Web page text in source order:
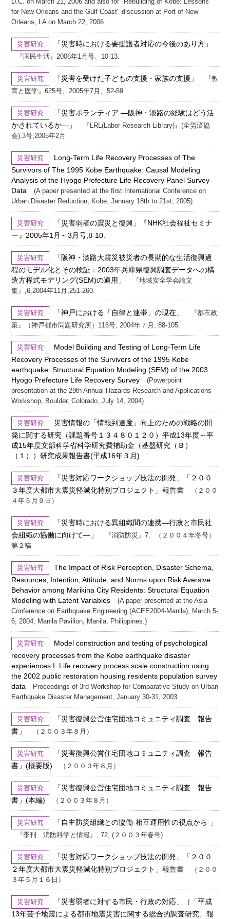
for New Orleans and the Gulf Coast" discussion at Port of New
Orleans, LA on March 22, 2006.
災害研究 「災害時における要援護者対応の今後のあり方」
『国民生活』2006年1月号、10-13.
災害研究 「災害を受けた子どもの支援・家族の支援」
『教
育と医学』625号、2005年7月、52-59.
災害研究
「災害ボランティア ―阪神・淡路の経験はどう活
かされているか―」
『LRL(Labor Research Library)』(全労済協
会),3号,2005年2月
災害研究
Long-Term Life Recovery Processes of The
Survivors of The 1995 Kobe Earthquake: Causal Modeling
Analysis of the Hyogo Prefecture Life Recovery Panel Survey
Data
(A paper presented at the first International Conference on
Urban Disaster Reduction, Kobe, January 18th to 21st, 2005)
災害研究
「災害弱者の震災と復興」『NHK社会福祉セミナ
ー』2005年1月～3月号,8-10.
災害研究
「阪神・淡路大震災被災者の長期的な生活復興過
程のモデル化とその検証：2003年兵庫県復興調査データへの構
造方程式モデリング(SEM)の適用」
『地域安全学会論文
集』,6,2004年11月,251-260.
災害研究 「神戸における「自律と連帯」の現在」
『都市政
策』（神戸都市問題研究所）116号, 2004年７月, 88-105.
災害研究
Model Building and Testing of Long-Term Life
Recovery Processes of the Survivors of the 1995 Kobe
earthquake: Structural Equation Modeling (SEM) of the 2003
Hyogo Prefecture Life Recovery Survey
(Powerpoint
presentation at the 29th Annual Hazards Research and Applications
Workshop, Boulder, Colorado, July 14, 2004)
災害研究
災害情報の「情報到達度」向上のための戦略の開
発に関する研究（課題番号１３４８０１２０）平成13年度～平
成15年度文部科学省科学研究費補助金（基盤研究（Ｂ）
（１））研究成果報告書(平成16年３月)
災害研究
「災害対応ワークショップ技法の開発」「２００
３年度大都市大震災軽減化特別プロジェクト」報告書
（２００
４年５月９日）
災害研究
「災害時における異組織間の連携―行政と市民社
会組織の協働に向けて―」
『消防防災』7、（２００４年冬号）
第２稿
災害研究
The Impact of Risk Perception, Disaster Schema,
Resources, Intention, Attitude, and Norms upon Risk Aversive
Behavior among Marikina City Residents: Structural Equation
Modeling with Latent Variables
(A paper presented at the Asia
Conference on Earthquake Engineering (ACEE2004-Manila), March 5-
6, 2004, Manila Pavilion, Manila, Philippines.)
災害研究
Model construction and testing of psychological
recovery processes from the Kobe earthquake disaster
experiences I: Life recovery process scale construction using
the 2002 public restoration housing residents population survey
data
Proceedings of 3rd Workshop for Comparative Study on Urban
Earthquake Disaster Management, January 30-31, 2003
災害研究
「災害復興公営住宅団地コミュニティ調査 報告
書」
（２００３年８月）
災害研究
「災害復興公営住宅団地コミュニティ調査 報告
書」(概要版)
（２００３年８月）
災害研究
「災害復興公営住宅団地コミュニティ調査 報告
書」(本編)
（２００３年８月）
災害研究 「自主防災組織との協働-相互運用性の視点から-」
『季刊 消防科学と情報』, 72, (２００３年春号)
災害研究
「災害対応ワークショップ技法の開発」「２００
２年度大都市大震災軽減化特別プロジェクト」報告書
（２００
３年５月１６日）
災害研究
「災害弱者に対する市民・行政の対応」（「平成
13年芸予地震による都市地震災害に関する総合的調査研究」報